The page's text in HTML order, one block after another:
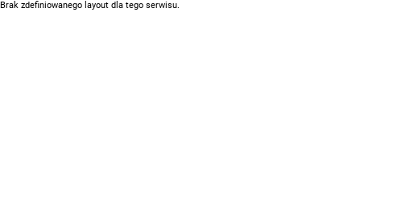
Brak zdefiniowanego layout dla tego serwisu.